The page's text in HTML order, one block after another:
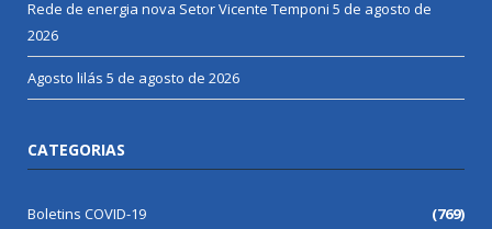
Rede de energia nova Setor Vicente Temponi 5 de agosto de
2026
Agosto lilás 5 de agosto de 2026
CATEGORIAS
Boletins COVID-19 (769)